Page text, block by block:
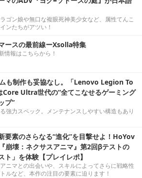
ゴン娘や無口な複眼死神美少女など、属性てんこ
ンたちがアツい！
ースの最前線ーXsolla特集
情報はこちらから！
も制作も妥協なし。「Lenovo Legion To
Ultra世代の“全てこなせるゲーミング
プ”
強力スペック。メンテナンスしやすい構造もあり
要素のさらなる“進化”を目撃せよ！HoYov
崩壊：ネクサスアニマ』第2回βテストの
ト」を体験【プレイレポ】
ニマとの出会いや、スキルによってさらに戦略性
ルなど、本作の注目の要素に迫ります！